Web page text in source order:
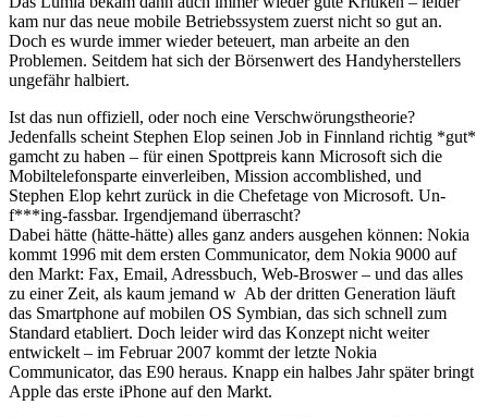
kam nur das neue mobile Betriebssystem zuerst nicht so gut an.
Doch es wurde immer wieder beteuert, man arbeite an den
Problemen. Seitdem hat sich der Börsenwert des Handyherstellers
ungefähr halbiert.
Ist das nun offiziell, oder noch eine Verschwörungstheorie?
Jedenfalls scheint Stephen Elop seinen Job in Finnland richtig *gut*
gamcht zu haben – für einen Spottpreis kann Microsoft sich die
Mobiltelefonsparte einverleiben, Mission accomblished, und
Stephen Elop kehrt zurück in die Chefetage von Microsoft. Un-
f***ing-fassbar. Irgendjemand überrascht?
Dabei hätte (hätte-hätte) alles ganz anders ausgehen können: Nokia
kommt 1996 mit dem ersten Communicator, dem Nokia 9000 auf
den Markt: Fax, Email, Adressbuch, Web-Broswer – und das alles
zu einer Zeit, als kaum jemand w Ab der dritten Generation läuft
das Smartphone auf mobilen OS Symbian, das sich schnell zum
Standard etabliert. Doch leider wird das Konzept nicht weiter
entwickelt – im Februar 2007 kommt der letzte Nokia
Communicator, das E90 heraus. Knapp ein halbes Jahr später bringt
Apple das erste iPhone auf den Markt.